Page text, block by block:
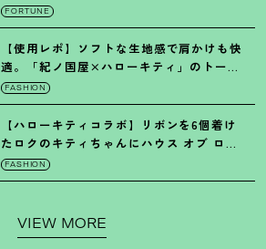
FORTUNE
【使用レポ】ソフトな生地感で肩かけも快
適。「紀ノ国屋×ハローキティ」のトート
がガシガシ使えて最高です
FASHION
【ハローキティコラボ】リボンを6個着け
たロクのキティちゃんにハウス オブ ロー
ゼの限定パケも
FASHION
VIEW MORE